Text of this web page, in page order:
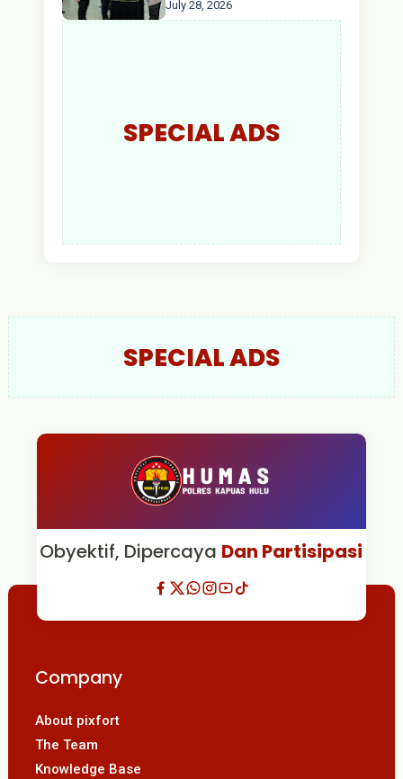
AKBP Wisnu Perdana
July 28, 2026
SPECIAL ADS
SPECIAL ADS
Obyektif, Dipercaya Dan Partisipasi
Company
About pixfort
The Team
Knowledge Base